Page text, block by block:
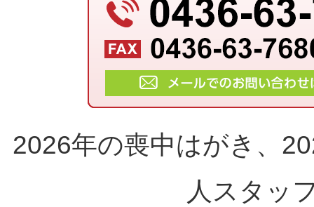
2026年の喪中はがき、
人スタッ